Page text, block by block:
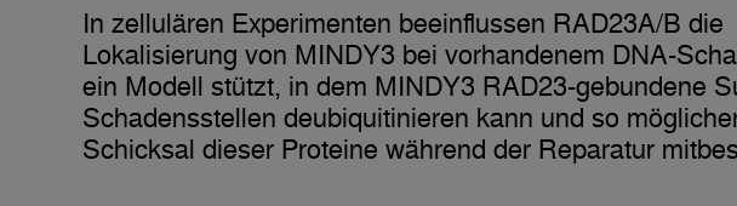
In zellulären Experimenten beeinflussen RAD23A/B die
Lokalisierung von MINDY3 bei vorhandenem DNA-
ein Modell stützt, in dem MINDY3 RAD23-gebundene
Schadensstellen deubiquitinieren kann und so
Schicksal dieser Proteine während der Reparatur